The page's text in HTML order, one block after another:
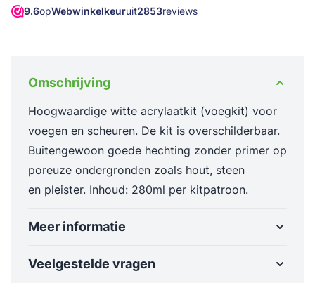
9.6opWebwinkelkeuruit2853reviews
Omschrijving
Hoogwaardige witte acrylaatkit (voegkit) voor
voegen en scheuren. De kit is overschilderbaar.
Buitengewoon goede hechting zonder primer op
poreuze ondergronden zoals hout, steen
en pleister. Inhoud: 280ml per kitpatroon.
Meer informatie
Veelgestelde vragen